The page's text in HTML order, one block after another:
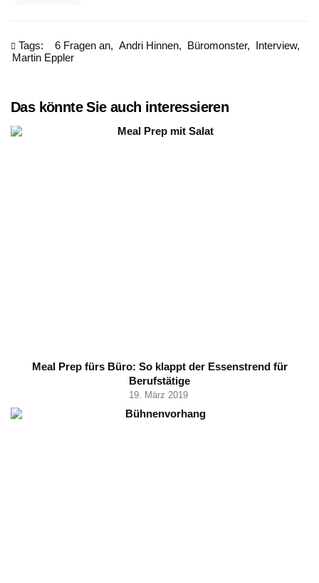
Tags: 6 Fragen an Andri Hinnen Büromonster
Interview
Martin Eppler
Das könnte Sie auch interessieren
Meal Prep fürs Büro: So klappt der Essenstrend für
Berufstätige
19. März 2019